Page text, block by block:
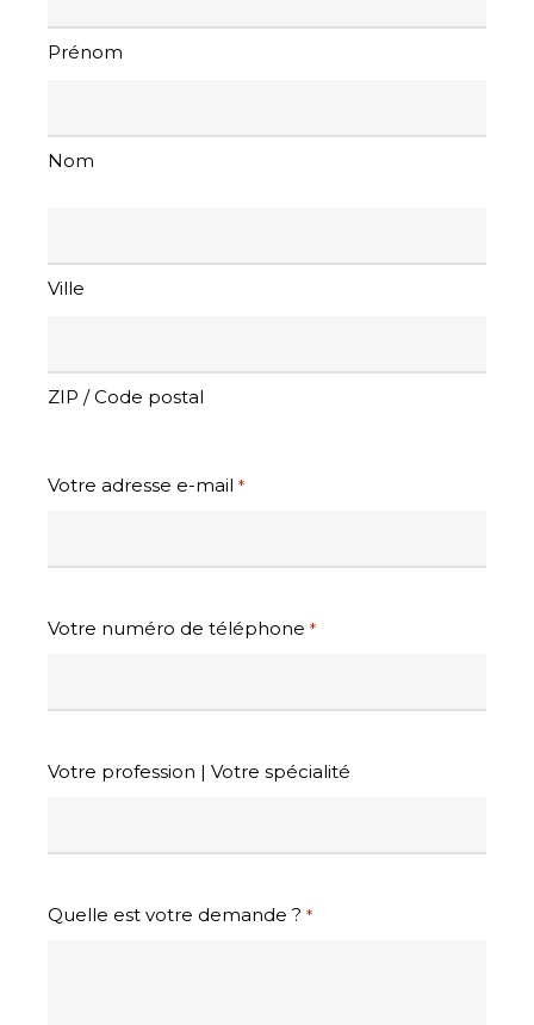
*
Prénom
Nom
Ville
ZIP / Code postal
Votre adresse e-mail *
Votre numéro de téléphone *
Votre profession | Votre spécialité
Quelle est votre demande ? *